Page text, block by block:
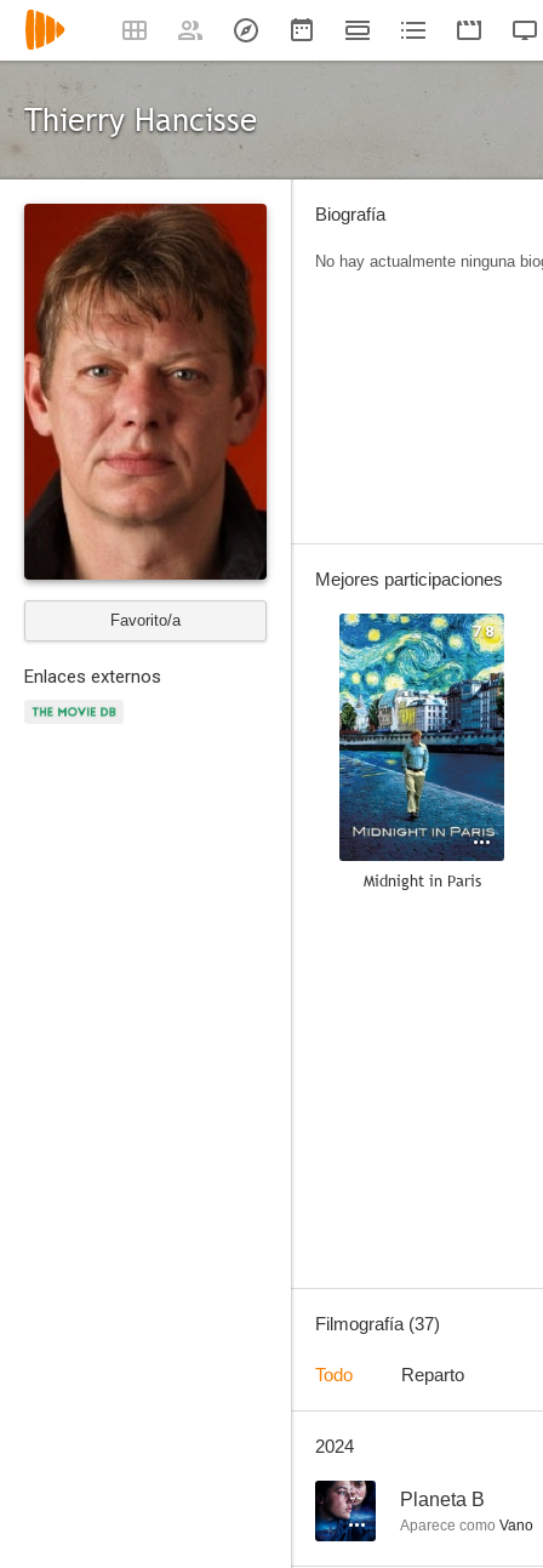
Thierry Hancisse
Favorito/a
Enlaces externos
Biografía
No hay actualmente ninguna
Mejores participaciones
7.8
Midnight in Paris
6.5
Filmografía (37)
Todo Reparto
2024
-- Planeta B
Aparece como Vano